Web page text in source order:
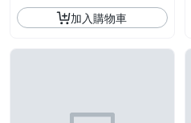
加入購物車